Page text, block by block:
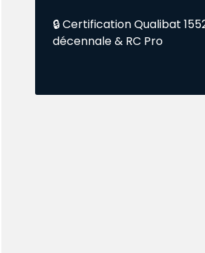
🔒 Certification Qualibat
décennale & RC Pro